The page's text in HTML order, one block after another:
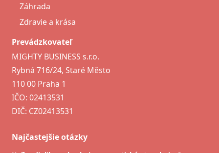
Záhrada
Zdravie a krása
Prevádzkovateľ
MIGHTY BUSINESS s.r.o.
Rybná 716/24, Staré Město
110 00 Praha 1
IČO: 02413531
DIČ: CZ02413531
Najčastejšie otázky